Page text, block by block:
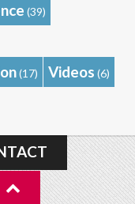
(39)
(17) Videos (6)